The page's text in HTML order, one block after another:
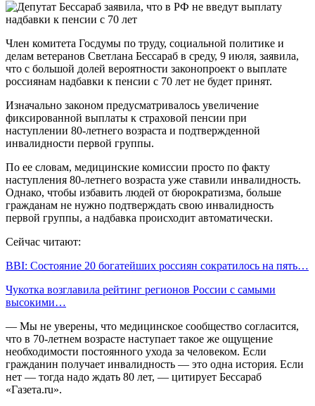
Член комитета Госдумы по труду, социальной политике и
делам ветеранов Светлана Бессараб в среду, 9 июля, заявила,
что с большой долей вероятности законопроект о выплате
россиянам надбавки к пенсии с 70 лет не будет принят.
Изначально законом предусматривалось увеличение
фиксированной выплаты к страховой пенсии при
наступлении 80-летнего возраста и подтвержденной
инвалидности первой группы.
По ее словам, медицинские комиссии просто по факту
наступления 80-летнего возраста уже ставили инвалидность.
Однако, чтобы избавить людей от бюрократизма, больше
гражданам не нужно подтверждать свою инвалидность
первой группы, а надбавка происходит автоматически.
Сейчас читают:
BBI: Состояние 20 богатейших россиян сократилось на пять…
Чукотка возглавила рейтинг регионов России с самыми
высокими…
— Мы не уверены, что медицинское сообщество согласится,
что в 70-летнем возрасте наступает такое же ощущение
необходимости постоянного ухода за человеком. Если
гражданин получает инвалидность — это одна история. Если
нет — тогда надо ждать 80 лет, — цитирует Бессараб
«Газета.ru».